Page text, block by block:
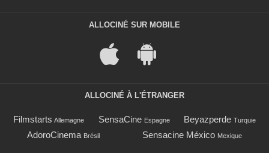
ALLOCINÉ SUR MOBILE
ALLOCINÉ À L'ÉTRANGER
Filmstarts Allemagne SensaCine Espagne Beyazperde Turquie
AdoroCinema Brésil Sensacine México Mexique